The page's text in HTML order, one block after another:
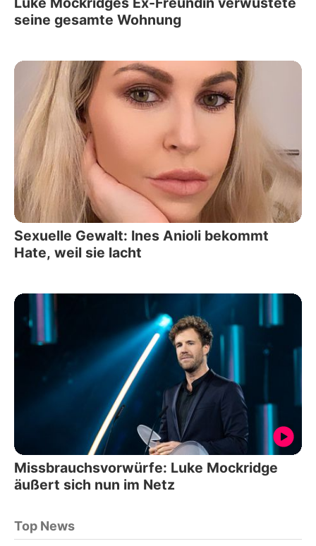
seine gesamte Wohnung
Sexuelle Gewalt: Ines Anioli bekommt
Hate, weil sie lacht
Missbrauchsvorwürfe: Luke Mockridge
äußert sich nun im Netz
Top News